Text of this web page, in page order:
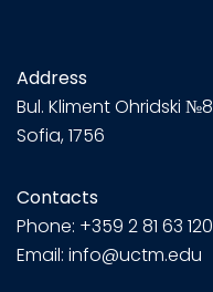
Address
Bul. Kliment Ohridski №8
Sofia, 1756
Contacts
Phone: +359 2 81 63 120
Email: info@uctm.edu